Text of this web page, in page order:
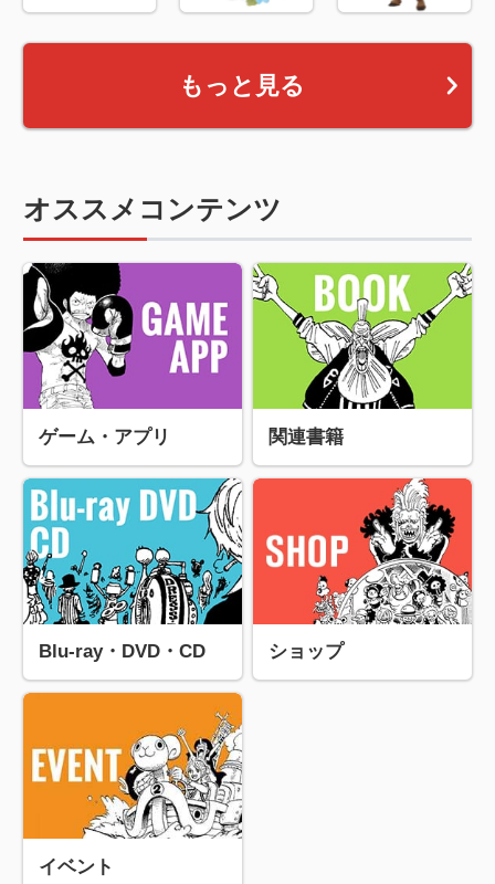
もっと見る
オススメコンテンツ
ゲーム・アプリ 関連書籍
Blu-ray・DVD・CD ショップ
イベント